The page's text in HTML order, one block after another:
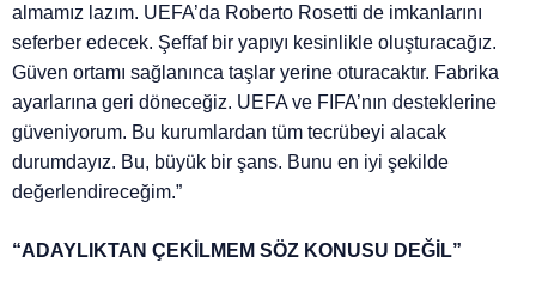
almamız lazım. UEFA’da Roberto Rosetti de imkanlarını
seferber edecek. Şeffaf bir yapıyı kesinlikle oluşturacağız.
Güven ortamı sağlanınca taşlar yerine oturacaktır. Fabrika
ayarlarına geri döneceğiz. UEFA ve FIFA’nın desteklerine
güveniyorum. Bu kurumlardan tüm tecrübeyi alacak
durumdayız. Bu, büyük bir şans. Bunu en iyi şekilde
değerlendireceğim.”
“ADAYLIKTAN ÇEKİLMEM SÖZ KONUSU DEĞİL”